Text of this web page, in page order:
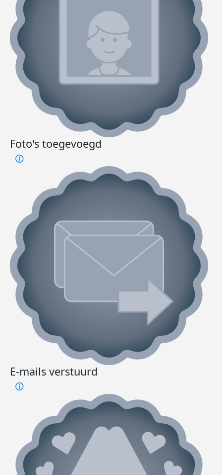
Foto's toegevoegd
E-mails verstuurd